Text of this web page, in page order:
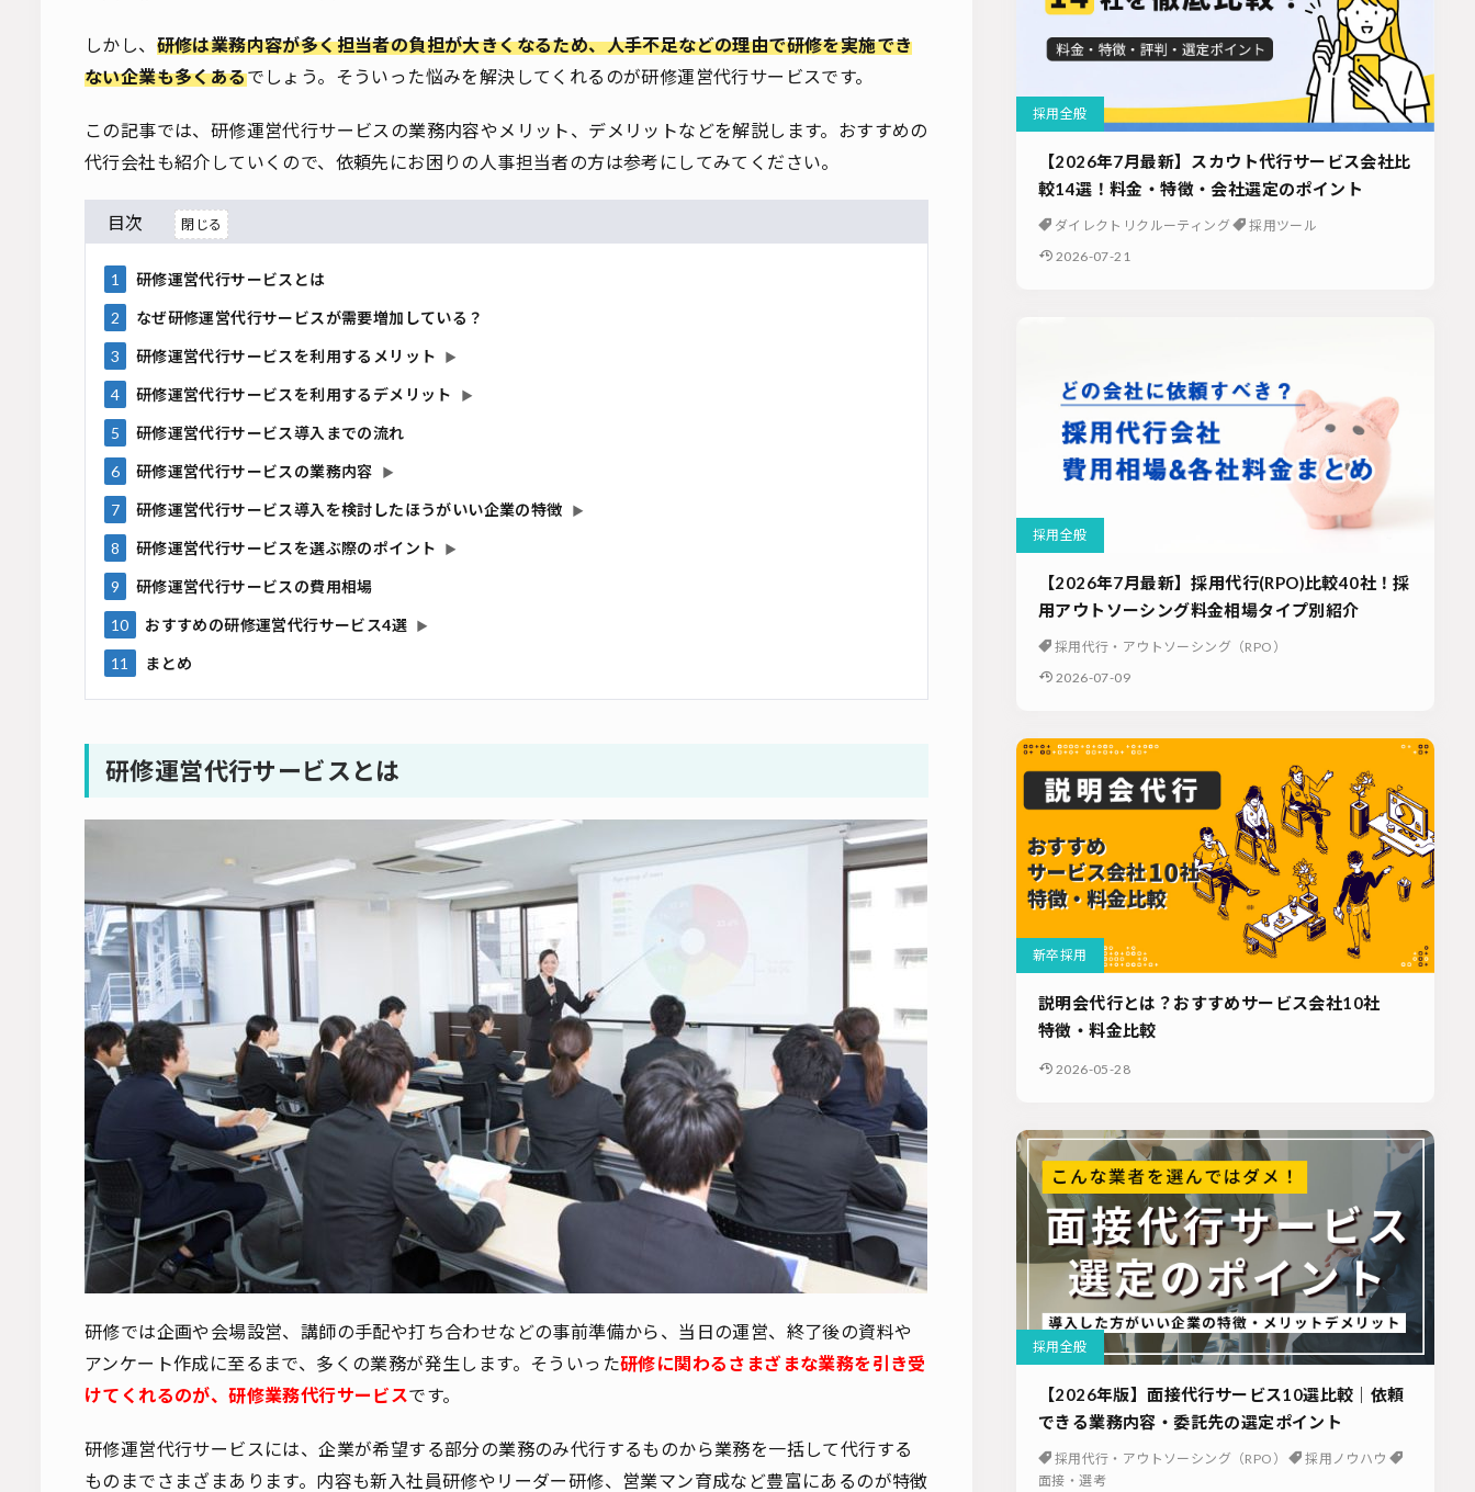
しかし、 研修は業務内容が多く担当者の負担が大きくなるため、人手不足などの理由で研修を実施でき
ない企業も多くあるでしょう。そういった悩みを解決してくれるのが研修運営代行サービスです。
この記事では、研修運営代行サービスの業務内容やメリット、デメリットなどを解説します。おすすめの
代行会社も紹介していくので、依頼先にお困りの人事担当者の方は参考にしてみてください。
目次
1 研修運営代行サービスとは
2 なぜ研修運営代行サービスが需要増加している？
3 研修運営代行サービスを利用するメリット ▶
4 研修運営代行サービスを利用するデメリット ▶
5 研修運営代行サービス導入までの流れ
6 研修運営代行サービスの業務内容 ▶
7 研修運営代行サービス導入を検討したほうがいい企業の特徴 ▶
8 研修運営代行サービスを選ぶ際のポイント ▶
9 研修運営代行サービスの費用相場
10 おすすめの研修運営代行サービス4選 ▶
11 まとめ
研修運営代行サービスとは
研修では企画や会場設営、講師の手配や打ち合わせなどの事前準備から、当日の運営、終了後の資料や
アンケート作成に至るまで、多くの業務が発生します。そういった研修に関わるさまざまな業務を引き受
けてくれるのが、研修業務代行サービスです。
研修運営代行サービスには、企業が希望する部分の業務のみ代行するものから業務を一括して代行する
ものまでさまざまあります。内容も新入社員研修やリーダー研修、営業マン育成など豊富にあるのが特徴
採用全般
【2026年7月最新】スカウト代行サービス会社比
較14選！料金・特徴・会社選定のポイント
ダイレクトリクルーティング
採用ツール
2026-07-21
採用全般
【2026年7月最新】採用代行(RPO)比較40社！採
用アウトソーシング料金相場タイプ別紹介
採用代行・アウトソーシング（RPO）
2026-07-09
新卒採用
説明会代行とは？おすすめサービス会社10社
特徴・料金比較
2026-05-28
採用全般
【2026年版】面接代行サービス10選比較｜依頼
できる業務内容・委託先の選定ポイント
採用代行・アウトソーシング（RPO）
採用ノウハウ
面接・選考